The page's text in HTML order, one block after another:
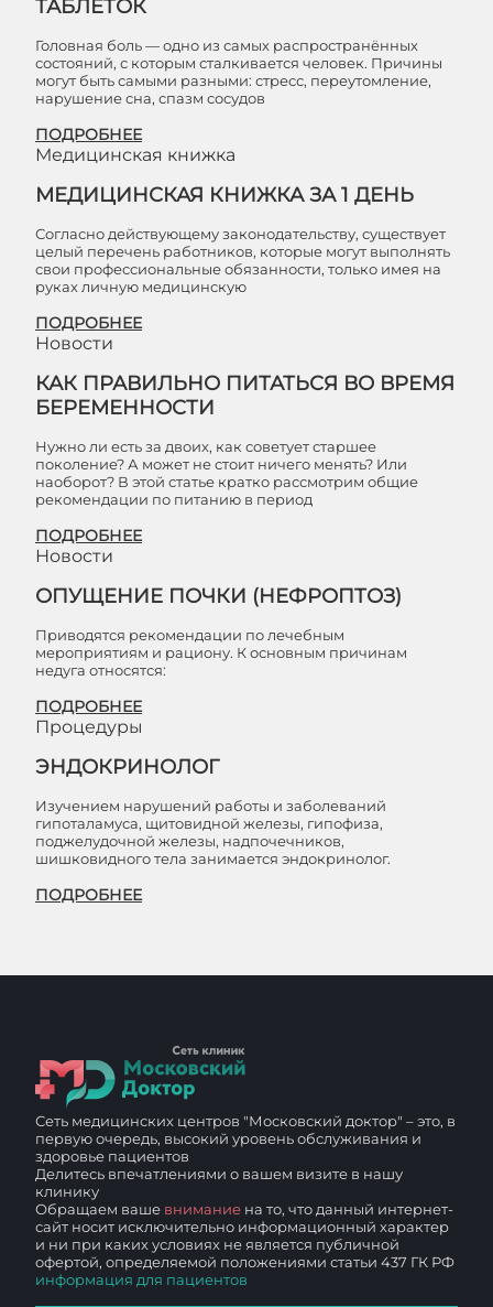
ТАБЛЕТОК
Головная боль — одно из самых распространённых
состояний, с которым сталкивается человек. Причины
могут быть самыми разными: стресс, переутомление,
нарушение сна, спазм сосудов
ПОДРОБНЕЕ
Медицинская книжка
МЕДИЦИНСКАЯ КНИЖКА ЗА 1 ДЕНЬ
Согласно действующему законодательству, существует
целый перечень работников, которые могут выполнять
свои профессиональные обязанности, только имея на
руках личную медицинскую
ПОДРОБНЕЕ
Новости
КАК ПРАВИЛЬНО ПИТАТЬСЯ ВО ВРЕМЯ
БЕРЕМЕННОСТИ
Нужно ли есть за двоих, как советует старшее
поколение? А может не стоит ничего менять? Или
наоборот? В этой статье кратко рассмотрим общие
рекомендации по питанию в период
ПОДРОБНЕЕ
Новости
ОПУЩЕНИЕ ПОЧКИ (НЕФРОПТОЗ)
Приводятся рекомендации по лечебным
мероприятиям и рациону. К основным причинам
недуга относятся:
ПОДРОБНЕЕ
Процедуры
ЭНДОКРИНОЛОГ
Изучением нарушений работы и заболеваний
гипоталамуса, щитовидной железы, гипофиза,
поджелудочной железы, надпочечников,
шишковидного тела занимается эндокринолог.
ПОДРОБНЕЕ
Сеть медицинских центров "Московский доктор" – это, в
первую очередь, высокий уровень обслуживания и
здоровье пациентов
Делитесь впечатлениями о вашем визите в нашу
клинику
Обращаем ваше внимание на то, что данный интернет-
сайт носит исключительно информационный характер
и ни при каких условиях не является публичной
офертой, определяемой положениями статьи 437 ГК РФ
информация для пациентов